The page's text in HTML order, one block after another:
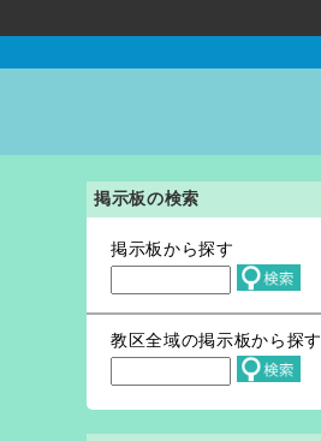
掲示板の検索
掲示板から探す
教区全域の掲示板から探す